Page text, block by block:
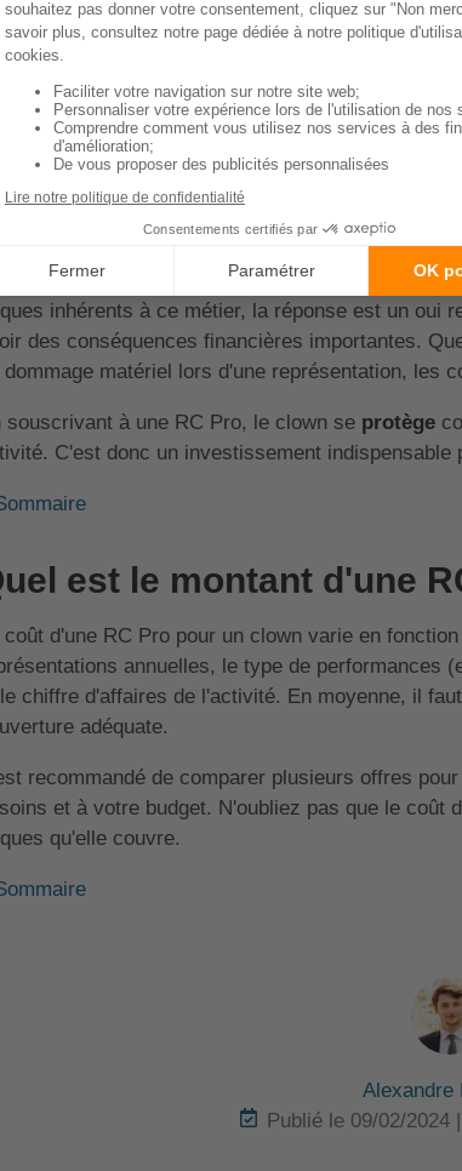
préjudice moral à un spectateur.
RC Pro couvre ces risques, protégeant ainsi le
lourdes de ces incidents.
Pro pour un clown :
question de la nécessité d'une RC Pro pour un
inhérents à ce métier, la réponse est un oui
des conséquences financières importantes.
dommage matériel lors d'une représentation, les
souscrivant à une RC Pro, le clown se protège
C'est donc un investissement indispensable
est le montant d'une
coût d'une RC Pro pour un clown varie en
annuelles, le type de performances
chiffre d'affaires de l'activité. En moyenne, il
adéquate.
est recommandé de comparer plusieurs offres
et à votre budget. N'oubliez pas que le
qu'elle couvre.
Alexandre
Publié le 09/02/2024